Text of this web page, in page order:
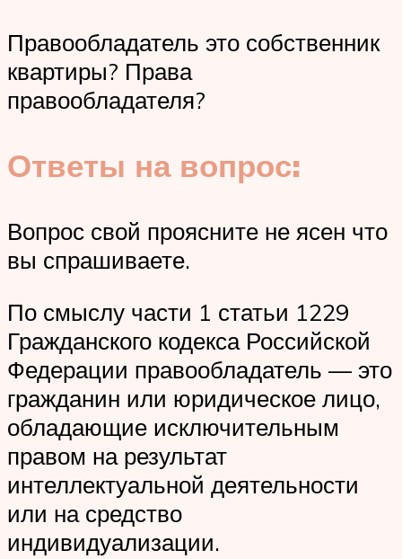
Правообладатель это собственник
квартиры? Права
правообладателя?
Ответы на вопрос:
Вопрос свой проясните не ясен что
вы спрашиваете.
По смыслу части 1 статьи 1229
Гражданского кодекса Российской
Федерации правообладатель — это
гражданин или юридическое лицо,
обладающие исключительным
правом на результат
интеллектуальной деятельности
или на средство
индивидуализации.